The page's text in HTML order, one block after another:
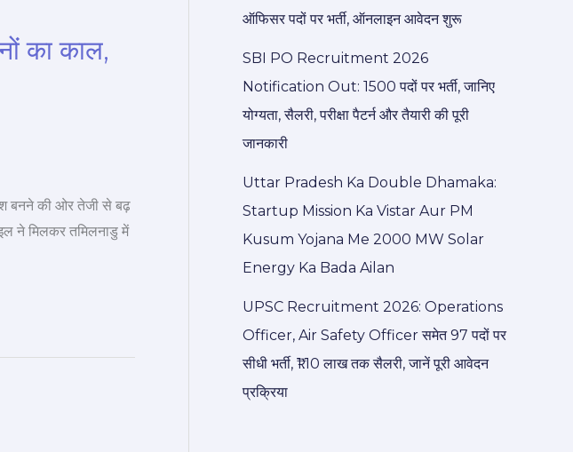
का काल,
देश बनने की ओर तेजी से बढ़
ने मिलकर तमिलनाडु में
ऑफिसर पदों पर भर्ती, ऑनलाइन आवेदन शुरू
SBI PO Recruitment 2026
Notification Out: 1500 पदों पर भर्ती, जानिए
योग्यता, सैलरी, परीक्षा पैटर्न और तैयारी की पूरी
जानकारी
Uttar Pradesh Ka Double Dhamaka:
Startup Mission Ka Vistar Aur PM
Kusum Yojana Me 2000 MW Solar
Energy Ka Bada Ailan
UPSC Recruitment 2026: Operations
Officer, Air Safety Officer समेत 97 पदों पर
सीधी भर्ती, ₹1.10 लाख तक सैलरी, जानें पूरी आवेदन
प्रक्रिया